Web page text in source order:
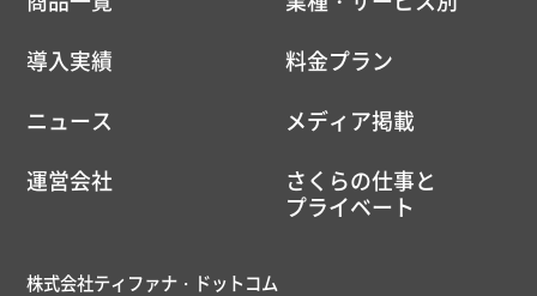
導入実績
料金プラン
ニュース
メディア掲載
運営会社
さくらの仕事と
プライベート
株式会社ティファナ・ドットコム